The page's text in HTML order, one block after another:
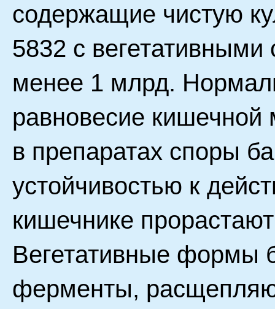
содержащие чистую
5832 с
менее 1 млрд.
равновесие
в препаратах споры
устойчивостью к
кишечнике
Вегетативные формы
ферменты,